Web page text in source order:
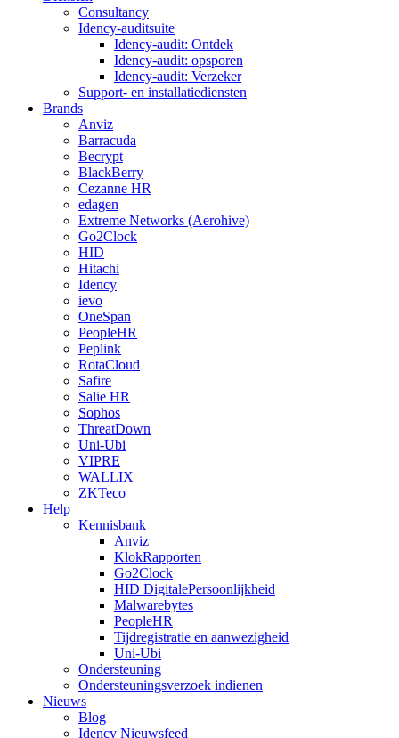
Consultancy
Idency-auditsuite
Idency-audit: Ontdek
Idency-audit: opsporen
Idency-audit: Verzeker
Support- en installatiediensten
Brands
Anviz
Barracuda
Becrypt
BlackBerry
Cezanne HR
edagen
Extreme Networks (Aerohive)
Go2Clock
HID
Hitachi
Idency
ievo
OneSpan
PeopleHR
Peplink
RotaCloud
Safire
Salie HR
Sophos
ThreatDown
Uni-Ubi
VIPRE
WALLIX
ZKTeco
Help
Kennisbank
Anviz
KlokRapporten
Go2Clock
HID DigitalePersoonlijkheid
Malwarebytes
PeopleHR
Tijdregistratie en aanwezigheid
Uni-Ubi
Ondersteuning
Ondersteuningsverzoek indienen
Nieuws
Blog
Idency Nieuwsfeed